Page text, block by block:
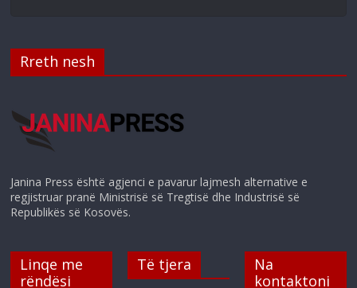
Rreth nesh
Janina Press është agjenci e pavarur lajmesh alternative e
regjistruar pranë Ministrisë së Tregtisë dhe Industrisë së
Republikës së Kosovës.
Linqe me
rëndësi
Të tjera
Na
kontaktoni